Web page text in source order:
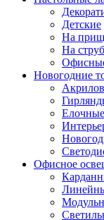
Детские
На
На
Новогодние
Офисное